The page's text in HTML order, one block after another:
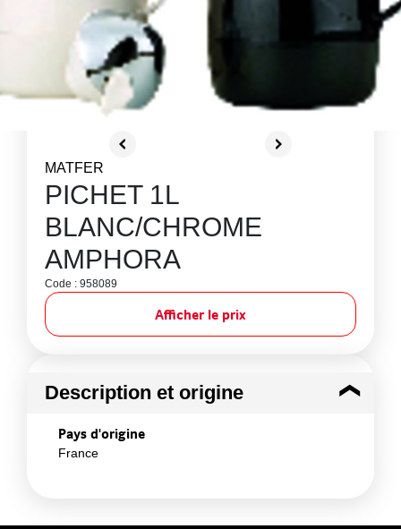
MATFER
PICHET 1L
BLANC/CHROME
AMPHORA
Code : 958089
Afficher le prix
Description et origine
Pays d'origine
France